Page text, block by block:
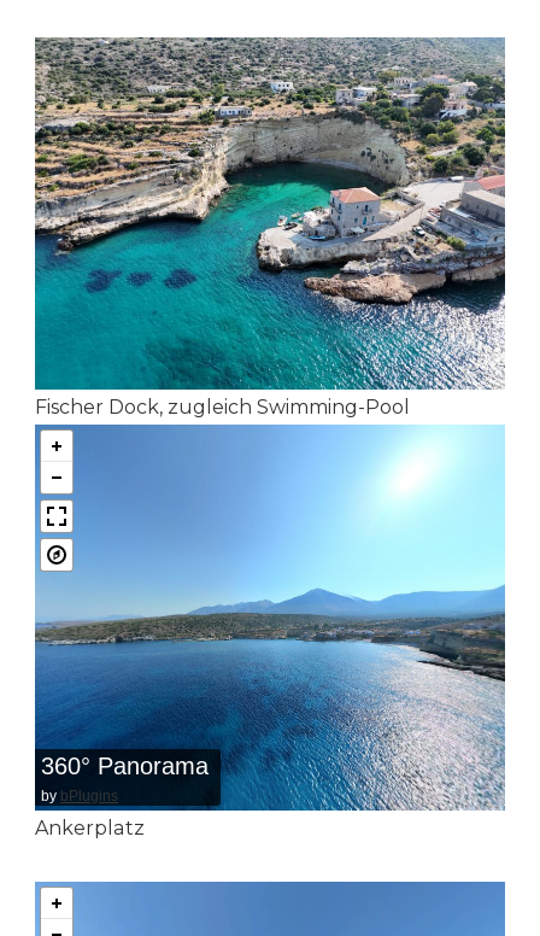
Fischer Dock, zugleich Swimming-Pool
360° Panorama
by bPlugins
Ankerplatz